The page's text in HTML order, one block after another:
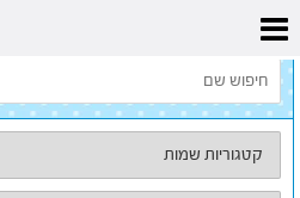
דף הבית